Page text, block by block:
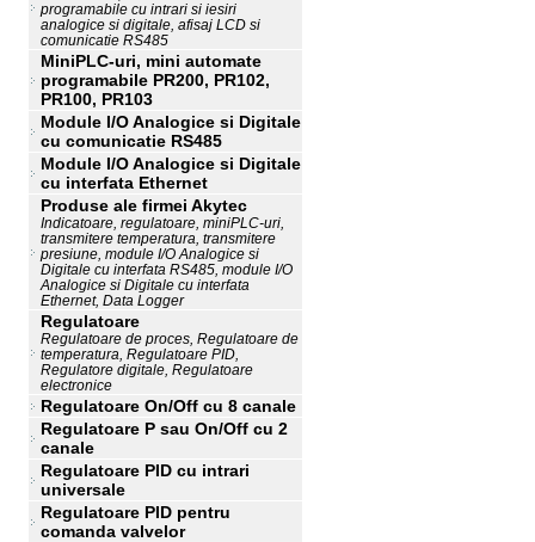
programabile cu intrari si iesiri
analogice si digitale, afisaj LCD si
comunicatie RS485
MiniPLC-uri, mini automate
programabile PR200, PR102,
PR100, PR103
Module I/O Analogice si Digitale
cu comunicatie RS485
Module I/O Analogice si Digitale
cu interfata Ethernet
Produse ale firmei Akytec
Indicatoare, regulatoare, miniPLC-uri,
transmitere temperatura, transmitere
presiune, module I/O Analogice si
Digitale cu interfata RS485, module I/O
Analogice si Digitale cu interfata
Ethernet, Data Logger
Regulatoare
Regulatoare de proces, Regulatoare de
temperatura, Regulatoare PID,
Regulatore digitale, Regulatoare
electronice
Regulatoare On/Off cu 8 canale
Regulatoare P sau On/Off cu 2
canale
Regulatoare PID cu intrari
universale
Regulatoare PID pentru
comanda valvelor